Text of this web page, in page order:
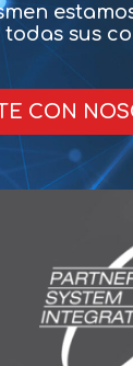
todas sus
CON